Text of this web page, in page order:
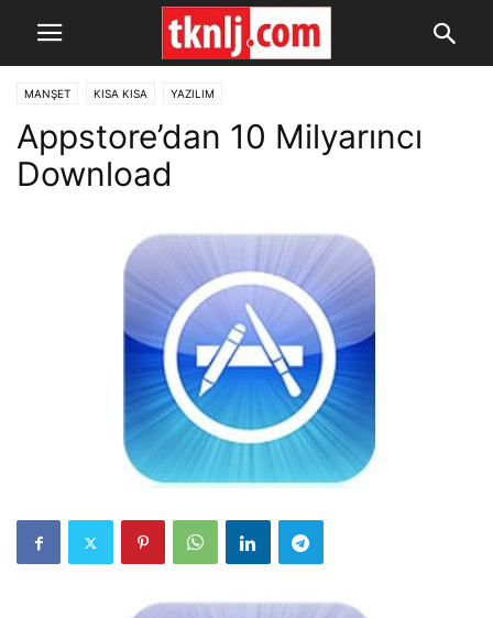
MANŞET KISA KISA YAZILIM
Appstore’dan 10 Milyarıncı
Download